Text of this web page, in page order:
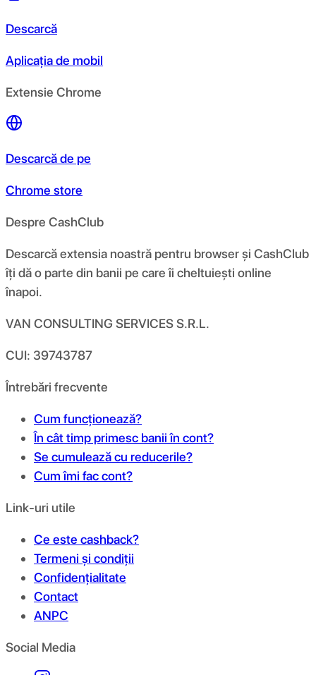
Descarcă
Aplicația de mobil
Extensie Chrome
Descarcă de pe
Chrome store
Despre CashClub
Descarcă extensia noastră pentru browser și CashClub
îți dă o parte din banii pe care îi cheltuiești online
înapoi.
VAN CONSULTING SERVICES S.R.L.
CUI: 39743787
Întrebări frecvente
Cum funcționează?
În cât timp primesc banii în cont?
Se cumulează cu reducerile?
Cum îmi fac cont?
Link-uri utile
Ce este cashback?
Termeni și condiții
Confidențialitate
Contact
ANPC
Social Media